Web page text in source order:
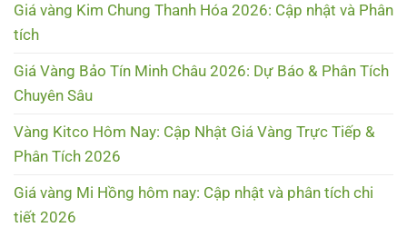
Giá vàng Kim Chung Thanh Hóa 2026: Cập nhật và Phân
tích
Giá Vàng Bảo Tín Minh Châu 2026: Dự Báo & Phân Tích
Chuyên Sâu
Vàng Kitco Hôm Nay: Cập Nhật Giá Vàng Trực Tiếp &
Phân Tích 2026
Giá vàng Mi Hồng hôm nay: Cập nhật và phân tích chi
tiết 2026